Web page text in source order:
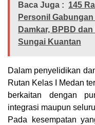
Baca Juga : 145
Personil Gabungan
Damkar, BPBD
Sungai Kuantan
Dalam penyelidikan
Rutan Kelas I Medan
berkaitan dengan
integrasi maupun
Pada kesempatan